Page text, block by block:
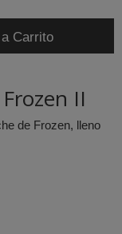
Carrito
II